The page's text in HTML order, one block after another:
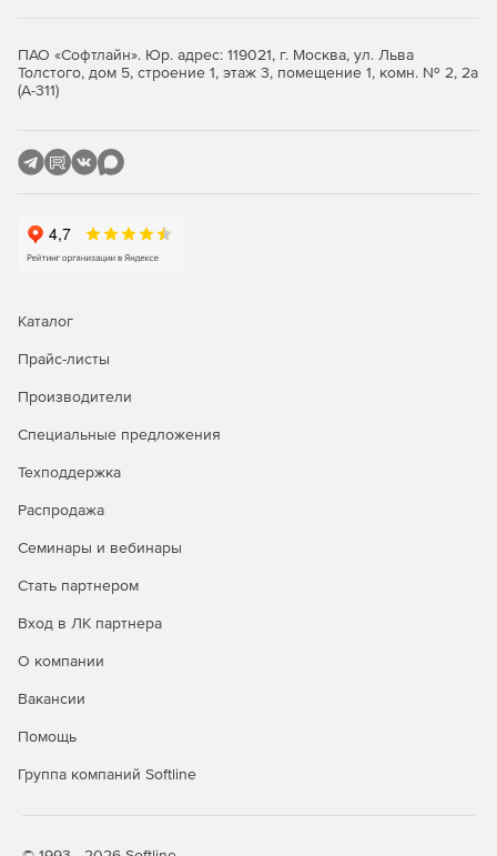
ПАО «Софтлайн». Юр. адрес: 119021, г. Москва, ул. Льва
Толстого, дом 5, строение 1, этаж 3, помещение 1, комн. № 2, 2а
(А-311)
Каталог
Прайс-листы
Производители
Специальные предложения
Техподдержка
Распродажа
Семинары и вебинары
Стать партнером
Вход в ЛК партнера
О компании
Вакансии
Помощь
Группа компаний Softline